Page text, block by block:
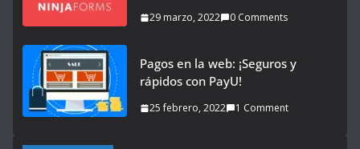
29 marzo, 2022 0 Comments
Pagos en la web: ¡Seguros y
rápidos con PayU!
25 febrero, 2022 1 Comment